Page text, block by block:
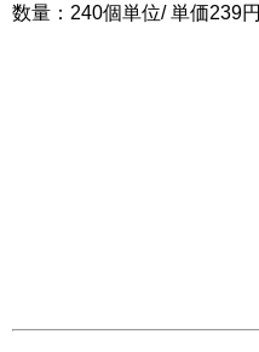
数量：240個単位/ 単価239円